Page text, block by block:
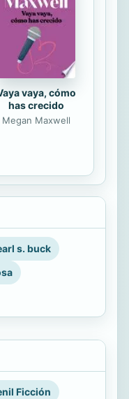
vaya, cómo
has crecido
Megan Maxwell
s. buck
Ficción